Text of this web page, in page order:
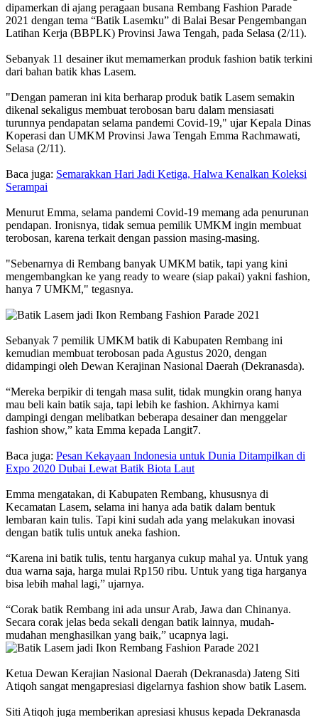
dipamerkan di ajang peragaan busana Rembang Fashion Parade
2021 dengan tema “Batik Lasemku” di Balai Besar Pengembangan
Latihan Kerja (BBPLK) Provinsi Jawa Tengah, pada Selasa (2/11).
Sebanyak 11 desainer ikut memamerkan produk fashion batik terkini
dari bahan batik khas Lasem.
"Dengan pameran ini kita berharap produk batik Lasem semakin
dikenal sekaligus membuat terobosan baru dalam mensiasati
turunnya pendapatan selama pandemi Covid-19," ujar Kepala Dinas
Koperasi dan UMKM Provinsi Jawa Tengah Emma Rachmawati,
Selasa (2/11).
Baca juga: Semarakkan Hari Jadi Ketiga, Halwa Kenalkan Koleksi
Serampai
Menurut Emma, selama pandemi Covid-19 memang ada penurunan
pendapan. Ironisnya, tidak semua pemilik UMKM ingin membuat
terobosan, karena terkait dengan passion masing-masing.
"Sebenarnya di Rembang banyak UMKM batik, tapi yang kini
mengembangkan ke yang ready to weare (siap pakai) yakni fashion,
hanya 7 UMKM," tegasnya.
Sebanyak 7 pemilik UMKM batik di Kabupaten Rembang ini
kemudian membuat terobosan pada Agustus 2020, dengan
didampingi oleh Dewan Kerajinan Nasional Daerah (Dekranasda).
“Mereka berpikir di tengah masa sulit, tidak mungkin orang hanya
mau beli kain batik saja, tapi lebih ke fashion. Akhirnya kami
dampingi dengan melibatkan beberapa desainer dan menggelar
fashion show,” kata Emma kepada Langit7.
Baca juga: Pesan Kekayaan Indonesia untuk Dunia Ditampilkan di
Expo 2020 Dubai Lewat Batik Biota Laut
Emma mengatakan, di Kabupaten Rembang, khususnya di
Kecamatan Lasem, selama ini hanya ada batik dalam bentuk
lembaran kain tulis. Tapi kini sudah ada yang melakukan inovasi
dengan batik tulis untuk aneka fashion.
“Karena ini batik tulis, tentu harganya cukup mahal ya. Untuk yang
dua warna saja, harga mulai Rp150 ribu. Untuk yang tiga harganya
bisa lebih mahal lagi,” ujarnya.
“Corak batik Rembang ini ada unsur Arab, Jawa dan Chinanya.
Secara corak jelas beda sekali dengan batik lainnya, mudah-
mudahan menghasilkan yang baik,” ucapnya lagi.
Ketua Dewan Kerajian Nasional Daerah (Dekranasda) Jateng Siti
Atiqoh sangat mengapresiasi digelarnya fashion show batik Lasem.
Siti Atiqoh juga memberikan apresiasi khusus kepada Dekranasda